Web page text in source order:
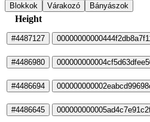
Blokkok
Várakozó Bányászok
Height
#4487127
#4486980
#4486694
#4486645